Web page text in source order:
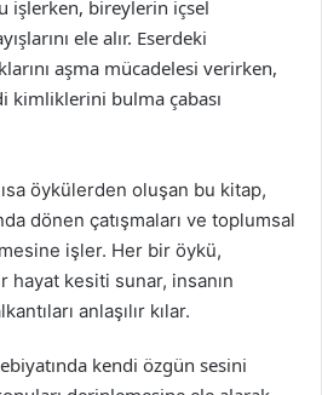
işlerken, bireylerin içsel
ele alır. Eserdeki
aşma mücadelesi verirken,
kimliklerini bulma çabası
öykülerden oluşan bu kitap,
dönen çatışmaları ve toplumsal
işler. Her bir öykü,
hayat kesiti sunar, insanın
anlaşılır kılar.
kendi özgün sesini